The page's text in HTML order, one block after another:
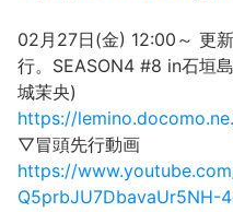
02月27日(金) 12:00～
行。SEASON4 #8 in石垣
城茉央)
https://
▽冒頭先行動画
https://
Q5prbJU7DbavaUr5NH-